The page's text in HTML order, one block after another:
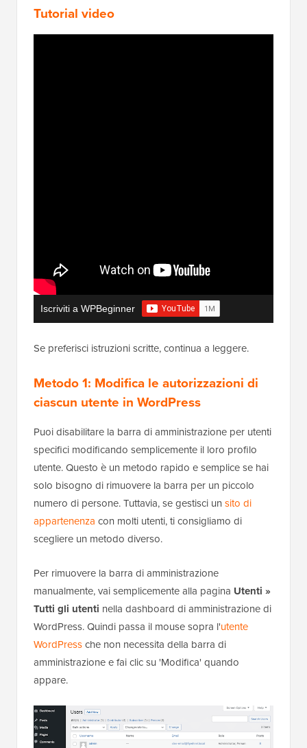
Tutorial video
Iscriviti a WPBeginner
Se preferisci istruzioni scritte, continua a leggere.
Metodo 1: Modifica le autorizzazioni di
ciascun utente in WordPress
Puoi disabilitare la barra di amministrazione per utenti
specifici modificando semplicemente il loro profilo
utente. Questo è un metodo rapido e semplice se hai
solo bisogno di rimuovere la barra per un piccolo
numero di persone. Tuttavia, se gestisci un sito di
appartenenza con molti utenti, ti consigliamo di
scegliere un metodo diverso.
Per rimuovere la barra di amministrazione
manualmente, vai semplicemente alla pagina Utenti »
Tutti gli utenti nella dashboard di amministrazione di
WordPress. Quindi passa il mouse sopra l'utente
WordPressche non necessita della barra di
amministrazione e fai clic su 'Modifica' quando
appare.